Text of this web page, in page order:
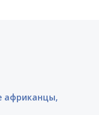
африканцы,